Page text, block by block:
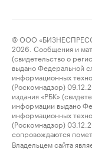
© ООО
2026. Сообщения и
(свидетельство о
выдано Федеральной
информационных
(Роскомнадзор)
издания «РБК»
информации выдано
информационных
(Роскомнадзор)
сопровождаются
Владельцем сайта